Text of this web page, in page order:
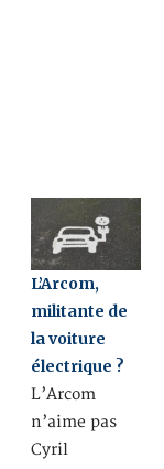
L’Arcom,
militante de
la voiture
électrique ?
L’Arcom
n’aime pas
Cyril